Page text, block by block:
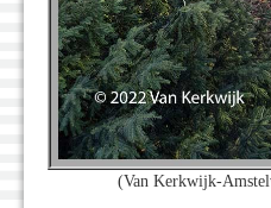
(Van Kerkwijk-